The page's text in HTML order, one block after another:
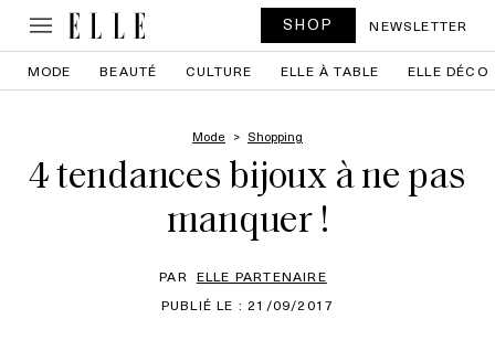
SHOP NEWSLETTER
MODE BEAUTÉ CULTURE ELLE À TABLE ELLE DÉCO
Mode Shopping
4 tendances bijoux à ne pas
manquer !
PAR ELLE PARTENAIRE
PUBLIÉ LE : 21/09/2017